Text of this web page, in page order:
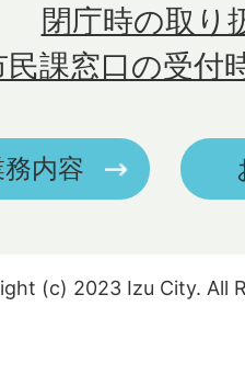
課窓口の受付
閉庁時の取り
内容
(c) 2023 Izu City. All